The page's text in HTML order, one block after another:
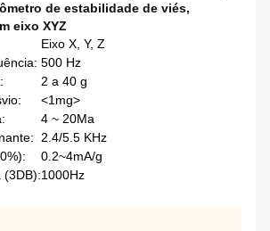
de estabilidade de viés,
eixo XYZ
Eixo X, Y, Z
500 Hz
2 a 40 g
<1mg>
4 ~ 20Ma
2.4/5.5 KHz
0.2~4mA/g
(3DB):1000Hz